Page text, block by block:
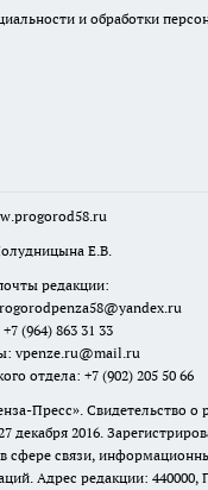
и обработки
Е.В.
редакции:
(964) 863 31 33
vpenze.ru@mail.ru
отдела: +7 (902) 205 50 66
Пресс». Свидетельство о
декабря 2016.
сфере связи,
Адрес редакции: 440000,